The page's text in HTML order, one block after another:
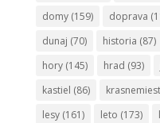
domy(159) doprava
dunaj (70) historia (87)
hory(145) hrad (93)
kastiel (86)
lesy(161) leto (173)